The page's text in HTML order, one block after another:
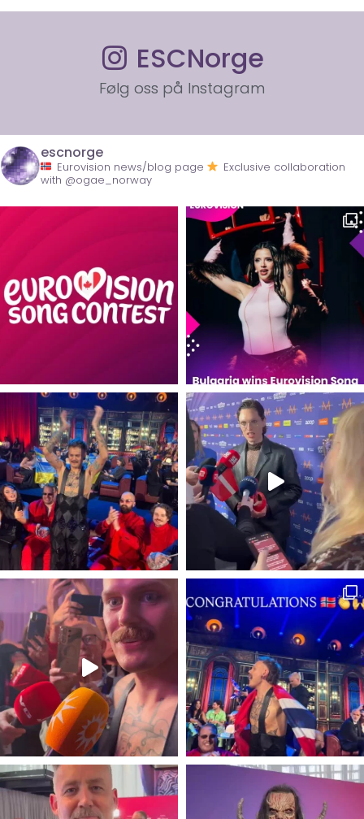
ESCNorge
Følg oss på Instagram
escnorge
Eurovision news/blog page
Exclusive collaboration
with @ogae_norway